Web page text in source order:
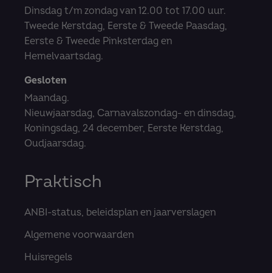
Dinsdag t/m zondag van 12.00 tot 17.00 uur.
Tweede Kerstdag, Eerste & Tweede Paasdag,
Eerste & Tweede Pinksterdag en
Hemelvaartsdag.
Gesloten
Maandag.
Nieuwjaarsdag, Carnavalszondag- en dinsdag,
Koningsdag, 24 december, Eerste Kerstdag,
Oudjaarsdag.
Praktisch
ANBI-status, beleidsplan en jaarverslagen
Algemene voorwaarden
Huisregels